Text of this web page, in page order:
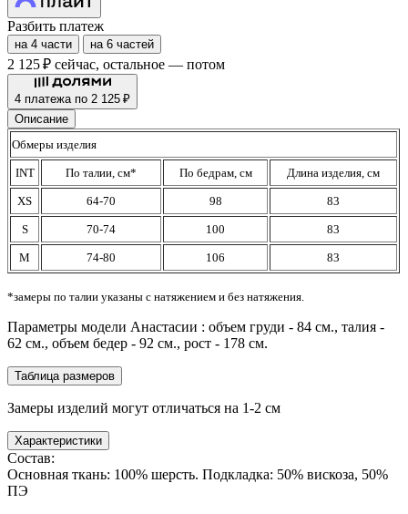
Разбить платеж
на 4 части на 6 частей
2 125 ₽ сейчас, остальное — потом
4 платежа по 2 125 ₽
Описание
Обмеры изделия
INT По талии, см* По бедрам, см Длина изделия, см
XS 64-70 98 83
S 70-74 100 83
M 74-80 106 83
*замеры по талии указаны с натяжением и без натяжения.
Параметры модели Анастасии : объем груди - 84 см., талия -
62 см., объем бедер - 92 см., рост - 178 см.
Таблица размеров
Замеры изделий могут отличаться на 1-2 см
Характеристики
Состав:
Основная ткань: 100% шерсть. Подкладка: 50% вискоза, 50%
ПЭ